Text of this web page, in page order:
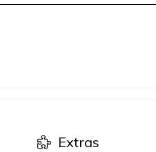
Extras